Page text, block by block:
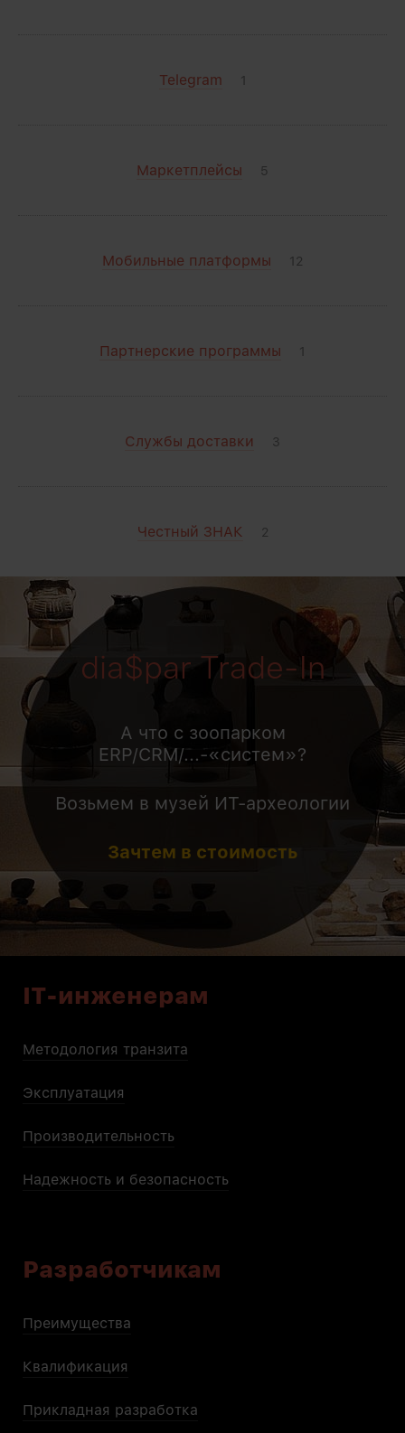
Telegram 1
Маркетплейсы 5
Мобильные платформы 12
Партнерские программы 1
Службы доставки 3
Честный ЗНАК 2
dia$par Trade-In
А что с зоопарком
ERP/CRM/...-«систем»?
Возьмем в музей ИТ-археологии
Зачтем в стоимость
IT-инженерам
Методология транзита
Эксплуатация
Производительность
Надежность и безопасность
Разработчикам
Преимущества
Квалификация
Прикладная разработка